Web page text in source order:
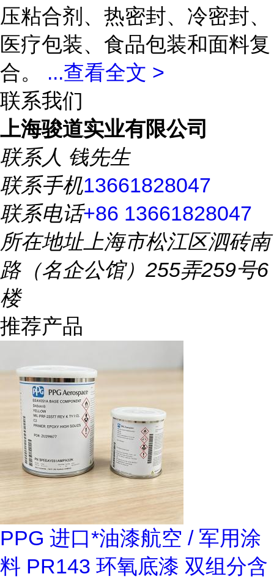
压粘合剂、热密封、冷密封、
医疗包装、食品包装和面料复
合。 ...查看全文 >
联系我们
上海骏道实业有限公司
联系人 钱先生
联系手机13661828047
联系电话+86 13661828047
所在地址上海市松江区泗砖南
路（名企公馆）255弄259号6
楼
推荐产品
PPG 进口*油漆航空 / 军用涂
料 PR143 环氧底漆 双组分含